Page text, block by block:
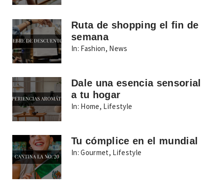
Ruta de shopping el fin de
semana
In: Fashion, News
Dale una esencia sensorial
a tu hogar
In: Home, Lifestyle
Tu cómplice en el mundial
In: Gourmet, Lifestyle